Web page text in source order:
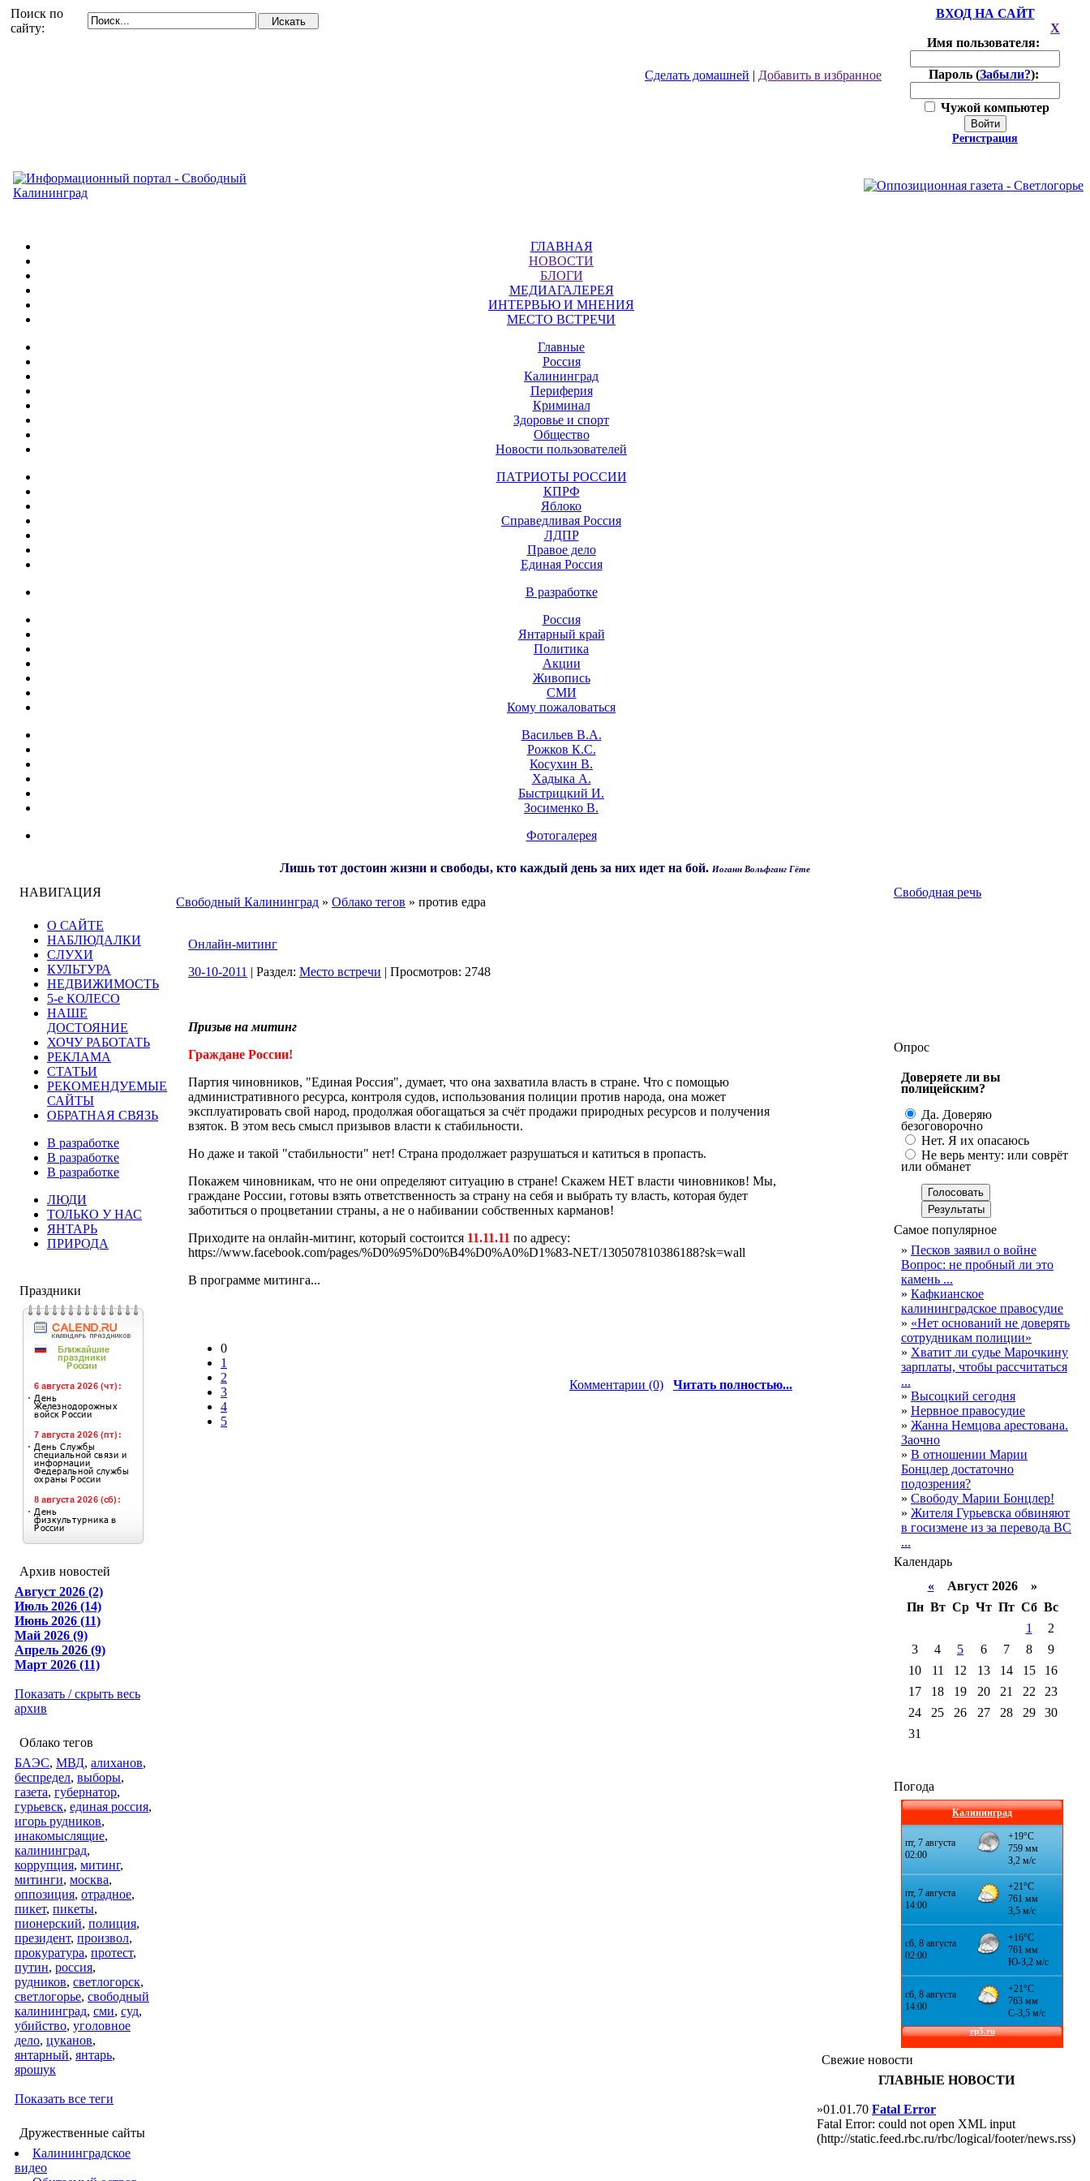
Поиск по
сайту:
Сделать домашней | Добавить в избранное
ВХОД НА САЙТ
X
Имя пользователя:
Пароль (Забыли?):
Чужой компьютер
Войти
Регистрация
ГЛАВНАЯ
НОВОСТИ
БЛОГИ
МЕДИАГАЛЕРЕЯ
ИНТЕРВЬЮ И МНЕНИЯ
МЕСТО ВСТРЕЧИ
Главные
Россия
Калининград
Периферия
Криминал
Здоровье и спорт
Общество
Новости пользователей
ПАТРИОТЫ РОССИИ
КПРФ
Яблоко
Справедливая Россия
ЛДПР
Правое дело
Единая Россия
В разработке
Россия
Янтарный край
Политика
Акции
Живопись
СМИ
Кому пожаловаться
Васильев В.А.
Рожков К.С.
Косухин В.
Хадыка А.
Быстрицкий И.
Зосименко В.
Фотогалерея
Лишь тот достоин жизни и свободы, кто каждый день за них идет на бой. Иоганн Вольфганг Гёте
НАВИГАЦИЯ
О САЙТЕ
НАБЛЮДАЛКИ
СЛУХИ
КУЛЬТУРА
НЕДВИЖИМОСТЬ
5-е КОЛЕСО
НАШЕ
ДОСТОЯНИЕ
ХОЧУ РАБОТАТЬ
РЕКЛАМА
СТАТЬИ
РЕКОМЕНДУЕМЫЕ
САЙТЫ
ОБРАТНАЯ СВЯЗЬ
В разработке
В разработке
В разработке
ЛЮДИ
ТОЛЬКО У НАС
ЯНТАРЬ
ПРИРОДА
Праздники
Архив новостей
Август 2026 (2)
Июль 2026 (14)
Июнь 2026 (11)
Май 2026 (9)
Апрель 2026 (9)
Март 2026 (11)
Показать / скрыть весь
архив
Облако тегов
БАЭС, МВД, алиханов,
беспредел, выборы,
газета, губернатор,
гурьевск, единая россия,
игорь рудников,
инакомыслящие,
калининград,
коррупция, митинг,
митинги, москва,
оппозиция, отрадное,
пикет, пикеты,
пионерский, полиция,
президент, произвол,
прокуратура, протест,
путин, россия,
рудников, светлогорск,
светлогорье, свободный
калининград, сми, суд,
убийство, уголовное
дело, цуканов,
янтарный, янтарь,
ярошук
Показать все теги
Дружественные сайты
Калининградское
видео
Свободный Калининград » Облако тегов » против едра
Онлайн-митинг
30-10-2011 | Раздел: Место встречи | Просмотров: 2748
Призыв на митинг
Граждане России!
Партия чиновников, "Единая Россия", думает, что она захватила власть в стране. Что с помощью
административного ресурса, контроля судов, использования полиции против народа, она может
эксплуатировать свой народ, продолжая обогащаться за счёт продажи природных ресурсов и получения
взяток. В этом весь смысл призывов власти к стабильности.
Но даже и такой "стабильности" нет! Страна продолжает разрушаться и катиться в пропасть.
Покажем чиновникам, что не они определяют ситуацию в стране! Скажем НЕТ власти чиновников! Мы,
граждане России, готовы взять ответственность за страну на себя и выбрать ту власть, которая будет
заботиться о процветании страны, а не о набивании собственных карманов!
Приходите на онлайн-митинг, который состоится 11.11.11 по адресу:
https://www.facebook.com/pages/%D0%95%D0%B4%D0%A0%D1%83-NET/130507810386188?sk=wall
В программе митинга...
0
1
2
3
4
5
Комментарии (0) Читать полностью...
Свободная речь
Опрос
Доверяете ли вы
полицейским?
Да. Доверяю
безоговорочно
Нет. Я их опасаюсь
Не верь менту: или соврёт
или обманет
Самое популярное
» Песков заявил о войне
Вопрос: не пробный ли это
камень ...
» Кафкианское
калининградское правосудие
» «Нет оснований не доверять
сотрудникам полиции»
» Хватит ли судье Марочкину
зарплаты, чтобы рассчитаться
...
» Высоцкий сегодня
» Нервное правосудие
» Жанна Немцова арестована.
Заочно
» В отношении Марии
Бонцлер достаточно
подозрения?
» Свободу Марии Бонцлер!
» Жителя Гурьевска обвиняют
в госизмене из за перевода ВС
...
Календарь
«Август 2026 »
Пн Вт Ср Чт Пт Сб Вс
1
2
3
4 5 6 7 8
9
10
11 12 13 14 15
16
17
18 19 20 21 22
23
24
25 26 27 28 29
30
31
Погода
Калининград
Свежие новости
ГЛАВНЫЕ НОВОСТИ
»01.01.70 Fatal Error
Fatal Error: could not open XML input
(http://static.feed.rbc.ru/rbc/logical/footer/news.rss)